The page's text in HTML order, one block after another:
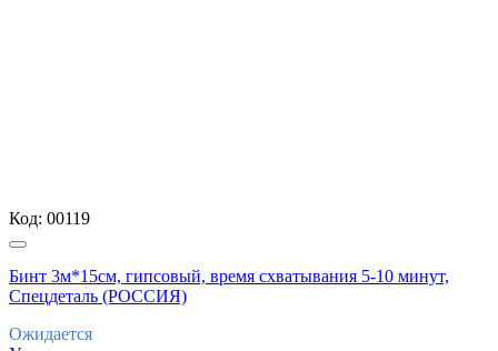
Код: 00119
Бинт 3м*15см, гипсовый, время схватывания 5-10 минут,
Спецдеталь (РОССИЯ)
Ожидается